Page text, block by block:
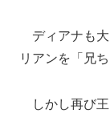
ディアナも
リアンを「兄
しかし再び